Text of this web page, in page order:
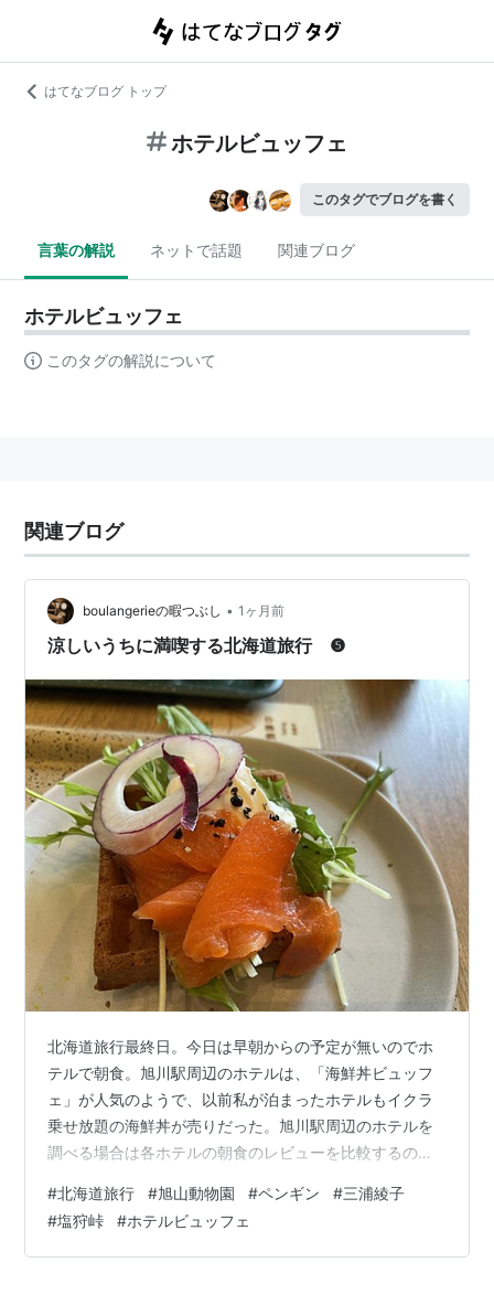
はてなブログ トップ
ホテルビュッフェ
このタグでブログを書く
言葉の解説 ネットで話題 関連ブログ
ホテルビュッフェ
このタグの解説について
関連ブログ
boulangerieの暇つぶし • 1ヶ月前
涼しいうちに満喫する北海道旅行 ❺
北海道旅行最終日。今日は早朝からの予定が無いのでホ
テルで朝食。旭川駅周辺のホテルは、「海鮮丼ビュッフ
ェ」が人気のようで、以前私が泊まったホテルもイクラ
乗せ放題の海鮮丼が売りだった。旭川駅周辺のホテルを
調べる場合は各ホテルの朝食のレビューを比較するのも
と比べると手作り感があり、演出（目の前の調理やサー
ビス）もあってカフェの雰囲気と相まってリゾート気分
を味わえる。焼きたてワッフルは大変美味でパンも美味
#北海道旅行 #旭山動物園 #ペンギン #三浦綾子
#塩狩峠 #ホテルビュッフェ